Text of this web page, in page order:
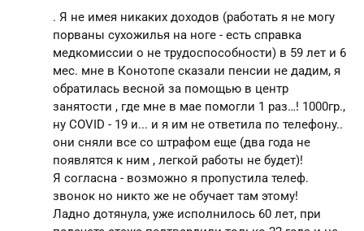
. Я не имея никаких доходов (работать я не могу
порваны сухожилья на ноге - есть справка
медкомиссии о не трудоспособности) в 59 лет и 6
мес. мне в Конотопе сказали пенсии не дадим, я
обратилась весной за помощью в центр
занятости , где мне в мае помогли 1 раз…! 1000гр.,
ну COVID - 19 и... и я им не ответила по телефону..
они сняли все со штрафом еще (два года не
появлятся к ним , легкой работы не будет)!
Я согласна - возможно я пропустила телеф.
звонок но никто же не обучает там этому!
Ладно дотянула, уже исполнилось 60 лет, при